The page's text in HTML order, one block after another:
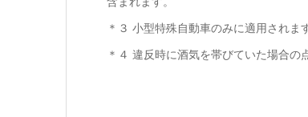
＊３ 小型特殊自動車のみに適用されます
＊４ 違反時に酒気を帯びていた場合の